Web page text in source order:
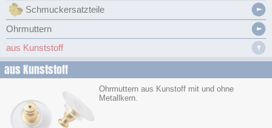
Schmuckersatzteile
Ohrmuttern
aus Kunststoff
aus Kunststoff
Ohrmuttern aus Kunstoff mit und ohne
Metallkern.